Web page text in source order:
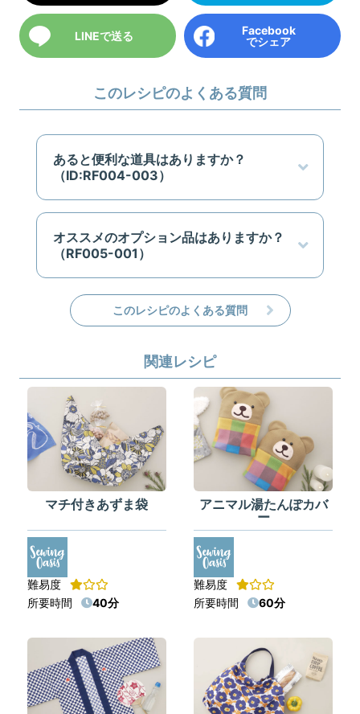
LINEで送る
Facebook
でシェア
このレシピのよくある質問
あると便利な道具はありますか？
（ID:RF004-003）
オススメのオプション品はありますか？
（RF005-001）
このレシピのよくある質問
関連レシピ
マチ付きあずま袋
難易度
所要時間
40分
アニマル湯たんぽカバ
ー
難易度
所要時間
60分